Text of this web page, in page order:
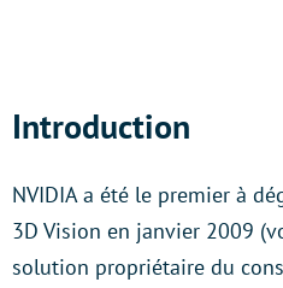
Introduction
NVIDIA a été le premier à
3D Vision en janvier 2009
solution propriétaire du